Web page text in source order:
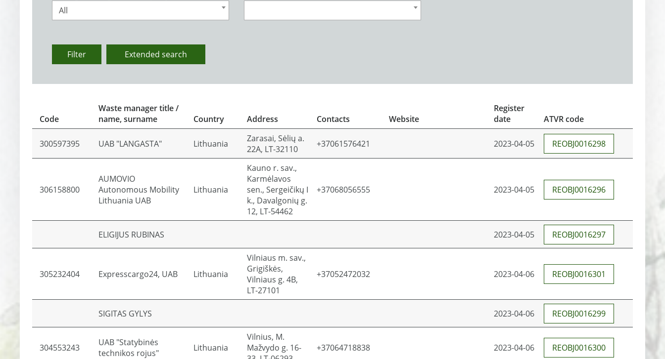
All
Filter Extended search
Code
Waste manager title /
name, surname
Country Address Contacts Website
Register
date
ATVR code
300597395 UAB "LANGASTA" Lithuania
Zarasai, Sėlių a.
22A, LT-32110
+37061576421 2023-04-05 REOBJ0016298
306158800
AUMOVIO
Autonomous Mobility
Lithuania UAB
Lithuania
Kauno r. sav.,
Karmėlavos
sen., Sergeičikų I
k., Davalgonių g.
12, LT-54462
+37068056555 2023-04-05 REOBJ0016296
ELIGIJUS RUBINAS 2023-04-05 REOBJ0016297
305232404 Expresscargo24, UAB Lithuania
Vilniaus m. sav.,
Grigiškės,
Vilniaus g. 4B,
LT-27101
+37052472032 2023-04-06 REOBJ0016301
SIGITAS GYLYS 2023-04-06 REOBJ0016299
304553243
UAB "Statybinės
technikos rojus"
Lithuania
Vilnius, M.
Mažvydo g. 16-
+37064718838 2023-04-06 REOBJ0016300